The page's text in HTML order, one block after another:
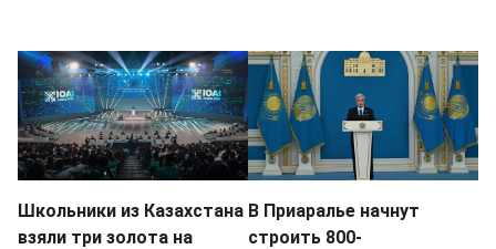
Школьники из Казахстана
взяли три золота на
В Приаралье начнут
строить 800-